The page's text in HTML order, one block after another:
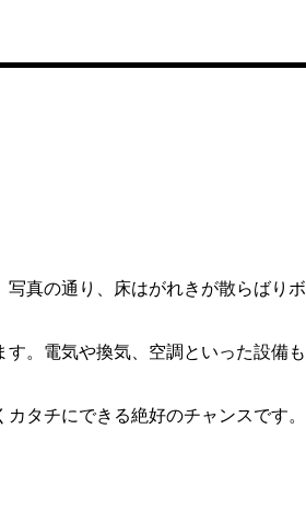
真の通り、床はがれきが散らばりボ
。電気や換気、空調といった設備
タチにできる絶好のチャンスです